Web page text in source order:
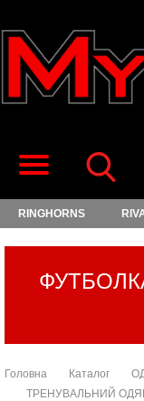
RINGHORNS
Головна Каталог
ТРЕНУВАЛЬНИЙ